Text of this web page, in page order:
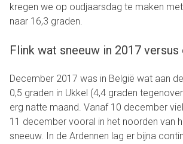
kregen we op oudjaarsdag te maken
naar 16,3 graden.
Flink wat sneeuw in 2017
December 2017 was in België wat aan
0,5 graden in Ukkel (4,4 graden
erg natte maand. Vanaf 10 december
11 december vooral in het noorden van
sneeuw. In de Ardennen lag er bijna